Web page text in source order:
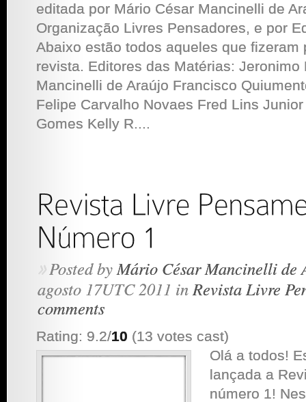
editada por Mário César Mancinelli de
Organização Livres Pensadores, e por
Abaixo estão todos aqueles que fizeram
revista. Editores das Matérias: Jeronimo
Mancinelli de Araújo Francisco
Felipe Carvalho Novaes Fred Lins
Gomes Kelly R....
»Posted byMário César Mancinelli de
agosto 17UTC 2011 inRevista Livre
comments
Rating: 9.2/10 (13 votes cast)
Olá a todos!
lançada a
número 1!